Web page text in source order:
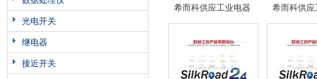
光电开关
继电器
接近开关
希而科供应工业电器
MINI-LUBER
希而科供
BINKS